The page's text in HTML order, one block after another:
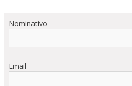
Nominativo
Email